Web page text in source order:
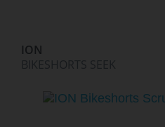
ION
BIKESHORTS SEEK